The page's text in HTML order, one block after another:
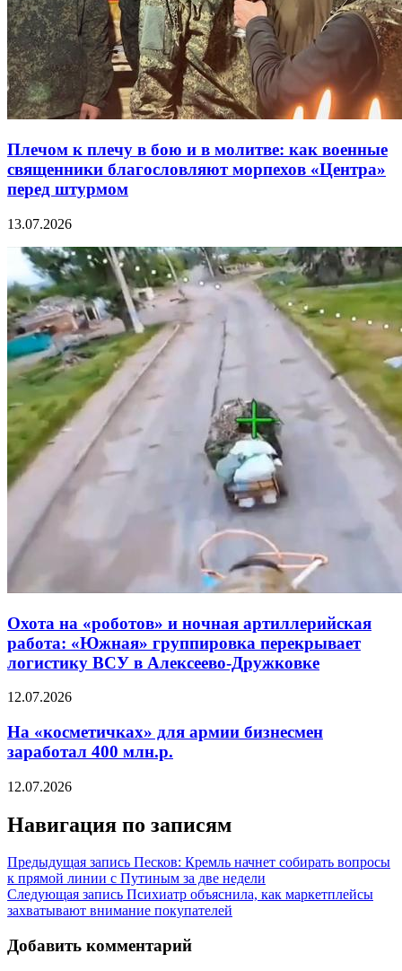
Плечом к плечу в бою и в молитве: как военные
священники благословляют морпехов «Центра»
перед штурмом
13.07.2026
Охота на «роботов» и ночная артиллерийская
работа: «Южная» группировка перекрывает
логистику ВСУ в Алексеево-Дружковке
12.07.2026
На «косметичках» для армии бизнесмен
заработал 400 млн.р.
12.07.2026
Навигация по записям
Предыдущая запись Песков: Кремль начнет собирать вопросы
к прямой линии с Путиным за две недели
Следующая запись Психиатр объяснила, как маркетплейсы
захватывают внимание покупателей
Добавить комментарий